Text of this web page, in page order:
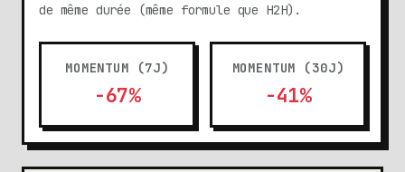
de même durée (même formule que H2H).
MOMENTUM (7J)
-67%
MOMENTUM (30J)
-41%